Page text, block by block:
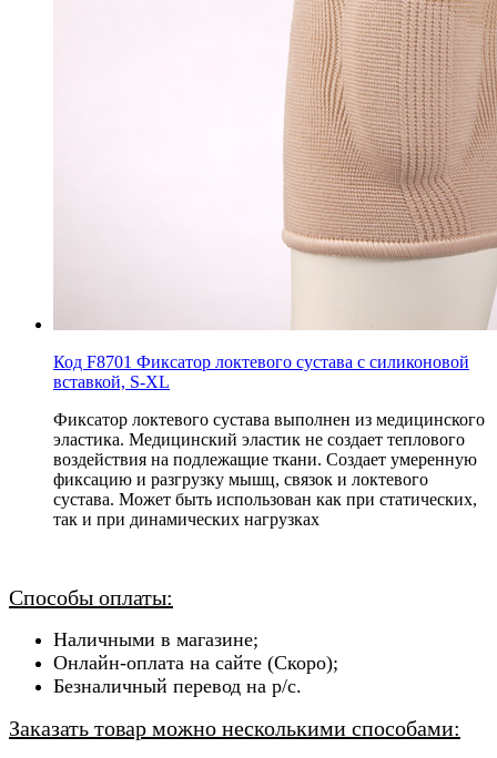
Код F8701 Фиксатор локтевого сустава с силиконовой
вставкой, S-XL
Фиксатор локтевого сустава выполнен из медицинского
эластика. Медицинский эластик не создает теплового
воздействия на подлежащие ткани. Создает умеренную
фиксацию и разгрузку мышц, связок и локтевого
сустава. Может быть использован как при статических,
так и при динамических нагрузках
Способы оплаты:
Наличными в магазине;
Онлайн-оплата на сайте (Скоро);
Безналичный перевод на р/с.
Заказать товар можно несколькими способами: